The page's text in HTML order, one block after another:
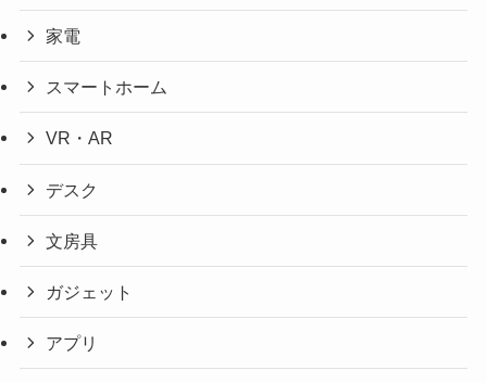
家電
スマートホーム
VR・AR
デスク
文房具
ガジェット
アプリ